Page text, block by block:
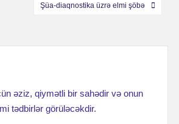
Şüa-diaqnostika üzrə elmi şöbə
əziz, qiymətli bir sahədir və onun
tədbirlər görüləcəkdir.